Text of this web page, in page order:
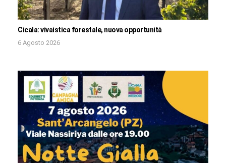
Cicala: vivaistica forestale, nuova opportunità
6 Agosto 2026